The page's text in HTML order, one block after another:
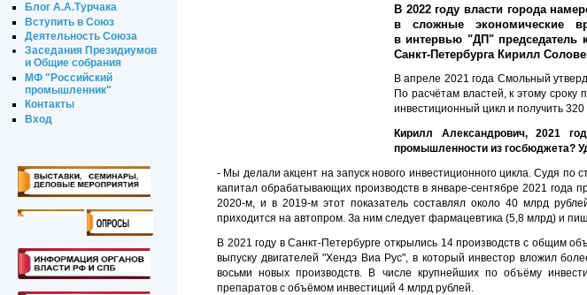
Блог А.А.Турчака
Вступить в Союз
Деятельность Союза
Заседания Президиумов
и Общие собрания
МФ "Российский
промышленник"
Контакты
Вход
В 2022 году власти города
в сложные экономические
в интервью "ДП" председатель
Санкт-Петербурга Кирилл
В апреле 2021 года Смольный
По расчётам властей, к этому сроку
инвестиционный цикл и получить
Кирилл Александрович, 2021
промышленности из госбюджета?
- Мы делали акцент на запуск нового инвестиционного цикла. Судя
капитал обрабатывающих производств в январе-сентябре 2021 года
2020-м, и в 2019-м этот показатель составлял около 40 млрд
приходится на автопром. За ним следует фармацевтика (5,8 млрд) и
В 2021 году в Санкт-Петербурге открылись 14 производств с общим
выпуску двигателей "Хендэ Виа Рус", в который инвестор вложил
восьми новых производств. В числе крупнейших по объёму
препаратов с объёмом инвестиций 4 млрд рублей.